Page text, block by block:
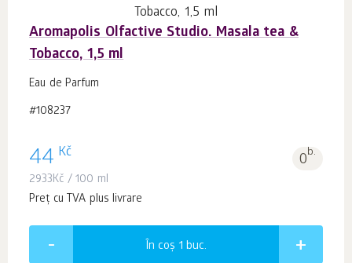
Aromapolis Olfactive Studio. Masala tea &
Tobacco, 1,5 ml
Eau de Parfum
#108237
44 Kč 0b.
2933Kč / 100 ml
Preț cu TVA plus livrare
În coș 1 buc.